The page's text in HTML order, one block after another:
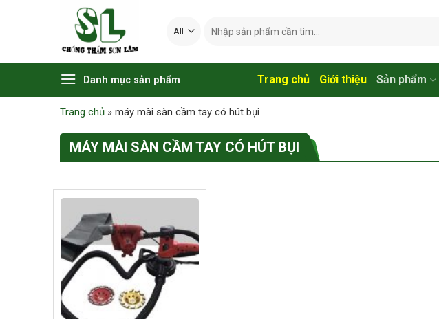
kiếm:
Danh mục sản phẩm Trang chủ Giới thiệu Sản phẩm
Trang chủ » máy mài sàn cầm tay có hút bụi
MÁY MÀI SÀN CẦM TAY CÓ HÚT BỤI